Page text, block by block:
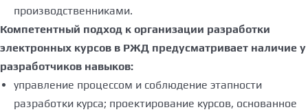
производственниками.
Компетентный подход к организации разработки
электронных курсов в РЖД предусматривает наличие у
разработчиков навыков:
управление процессом и соблюдение этапности
разработки курса; проектирование курсов, основанное